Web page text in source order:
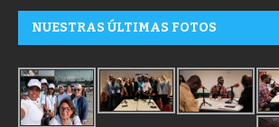
NUESTRAS ÚLTIMAS FOTOS